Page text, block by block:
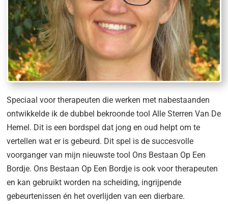
Speciaal voor therapeuten die werken met nabestaanden
ontwikkelde ik de dubbel bekroonde tool Alle Sterren Van De
Hemel. Dit is een bordspel dat jong en oud helpt om te
vertellen wat er is gebeurd. Dit spel is de succesvolle
voorganger van mijn nieuwste tool Ons Bestaan Op Een
Bordje. Ons Bestaan Op Een Bordje is ook voor therapeuten
en kan gebruikt worden na scheiding, ingrijpende
gebeurtenissen én het overlijden van een dierbare.